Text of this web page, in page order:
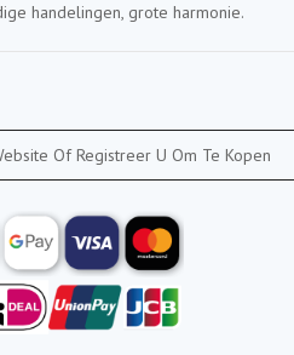
handelingen, grote harmonie.
Of Registreer U Om Te Kopen